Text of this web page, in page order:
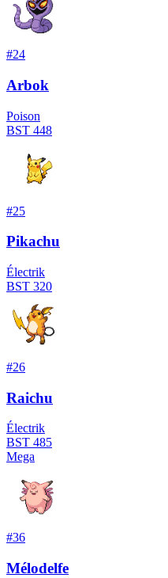
#24
Arbok
Poison
BST 448
#25
Pikachu
Électrik
BST 320
#26
Raichu
Électrik
BST 485
Mega
#36
Mélodelfe